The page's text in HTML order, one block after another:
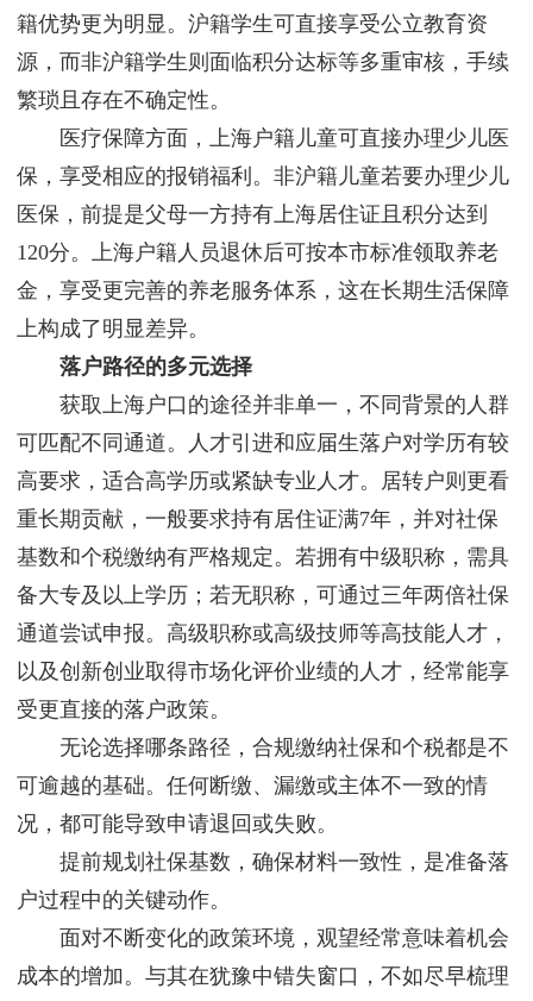
籍优势更为明显。沪籍学生可直接享受公立教育资
源，而非沪籍学生则面临积分达标等多重审核，手续
繁琐且存在不确定性。
医疗保障方面，上海户籍儿童可直接办理少儿医
保，享受相应的报销福利。非沪籍儿童若要办理少儿
医保，前提是父母一方持有上海居住证且积分达到
120分。上海户籍人员退休后可按本市标准领取养老
金，享受更完善的养老服务体系，这在长期生活保障
上构成了明显差异。
落户路径的多元选择
获取上海户口的途径并非单一，不同背景的人群
可匹配不同通道。人才引进和应届生落户对学历有较
高要求，适合高学历或紧缺专业人才。居转户则更看
重长期贡献，一般要求持有居住证满7年，并对社保
基数和个税缴纳有严格规定。若拥有中级职称，需具
备大专及以上学历；若无职称，可通过三年两倍社保
通道尝试申报。高级职称或高级技师等高技能人才，
以及创新创业取得市场化评价业绩的人才，经常能享
受更直接的落户政策。
无论选择哪条路径，合规缴纳社保和个税都是不
可逾越的基础。任何断缴、漏缴或主体不一致的情
况，都可能导致申请退回或失败。
提前规划社保基数，确保材料一致性，是准备落
户过程中的关键动作。
面对不断变化的政策环境，观望经常意味着机会
成本的增加。与其在犹豫中错失窗口，不如尽早梳理